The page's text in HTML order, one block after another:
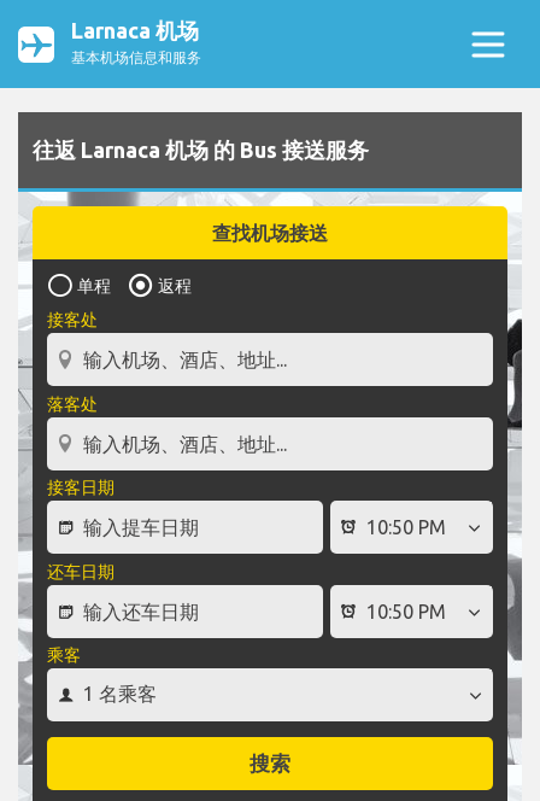
Larnaca 机场
基本机场信息和服务
往返 Larnaca 机场 的 Bus 接送服务
查找机场接送
单程
返程
接客处
落客处
接客日期
还车日期
乘客
搜索